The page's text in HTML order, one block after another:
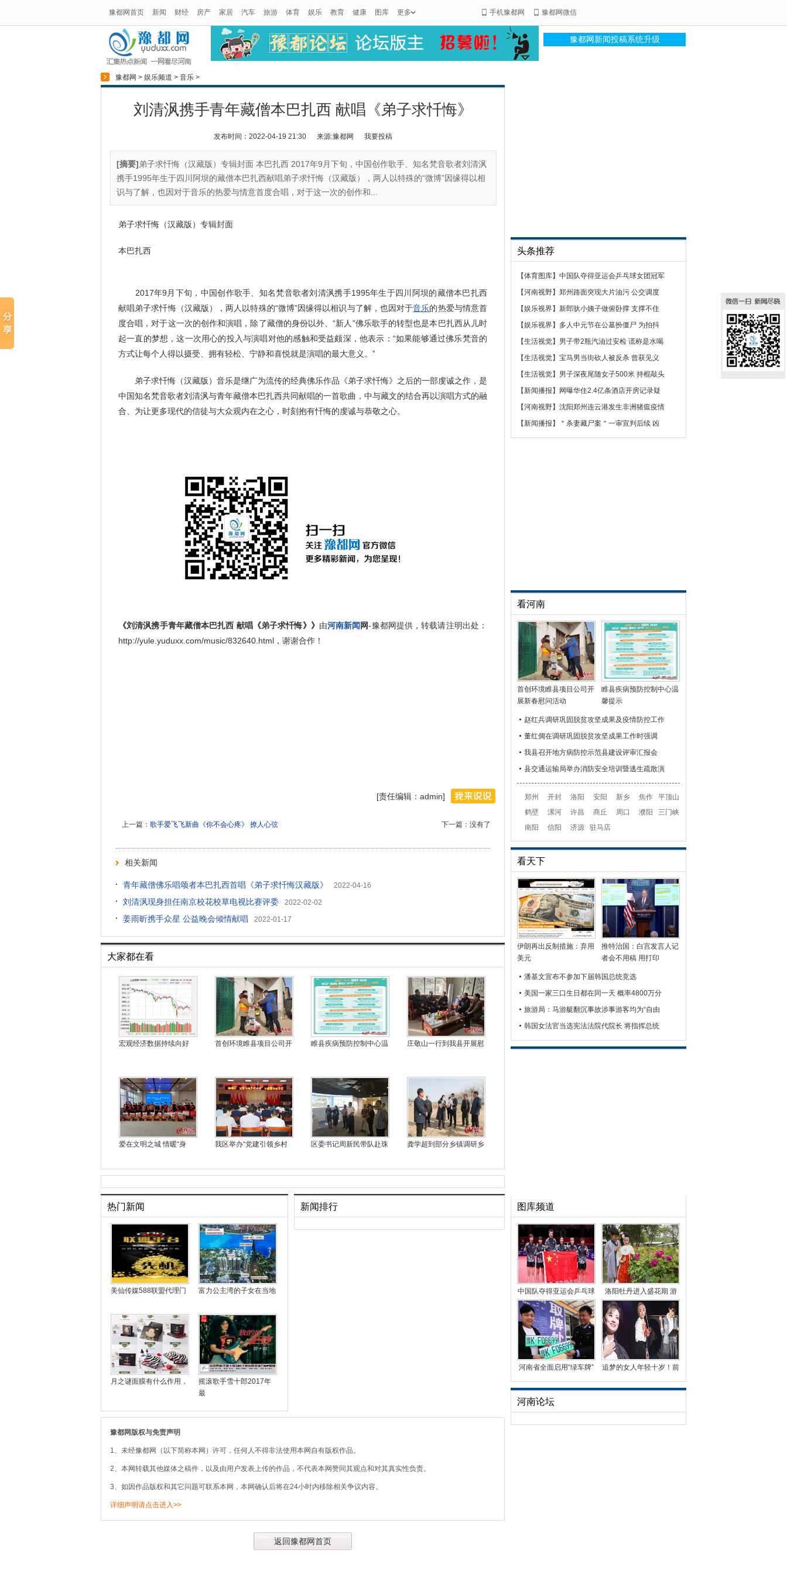
豫都网首页 新闻 财经 房产 家居 汽车 旅游 体育 娱乐 教育 健康 图库 更多 手机豫都网 豫都网微信
豫都网新闻投稿系统升级
豫都网 > 娱乐频道 > 音乐 >
刘清沨携手青年藏僧本巴扎西 献唱《弟子求忏悔》
发布时间：2022-04-19 21:30 来源:豫都网 我要投稿
[摘要]弟子求忏悔（汉藏版）专辑封面 本巴扎西 2017年9月下旬，中国创作歌手、知名梵音歌者刘清沨
携手1995年生于四川阿坝的藏僧本巴扎西献唱弟子求忏悔（汉藏版），两人以特殊的“微博”因缘得以相
识与了解，也因对于音乐的热爱与情意首度合唱，对于这一次的创作和...
弟子求忏悔（汉藏版）专辑封面
本巴扎西
2017年9月下旬，中国创作歌手、知名梵音歌者刘清沨携手1995年生于四川阿坝的藏僧本巴扎西
献唱弟子求忏悔（汉藏版），两人以特殊的“微博”因缘得以相识与了解，也因对于音乐的热爱与情意首
度合唱，对于这一次的创作和演唱，除了藏僧的身份以外、“新人”佛乐歌手的转型也是本巴扎西从儿时
起一直的梦想，这一次用心的投入与演唱对他的感触和受益颇深，他表示：“如果能够通过佛乐梵音的
方式让每个人得以摄受、拥有轻松、宁静和喜悦就是演唱的最大意义。”
弟子求忏悔（汉藏版）音乐是继广为流传的经典佛乐作品《弟子求忏悔》之后的一部虔诚之作，是
中国知名梵音歌者刘清沨与青年藏僧本巴扎西共同献唱的一首歌曲，中与藏文的结合再以演唱方式的融
合、为让更多现代的信徒与大众观内在之心，时刻抱有忏悔的虔诚与恭敬之心。
《刘清沨携手青年藏僧本巴扎西 献唱《弟子求忏悔》》 由河南新闻 网-豫都网提供，转载请注明出处：
http://yule.yuduxx.com/music/832640.html，谢谢合作！
[责任编辑：admin]
下一篇：没有了
上一篇： 歌手爱飞飞新曲《你不会心疼》 撩人心弦
相关新闻
青年藏僧佛乐唱颂者本巴扎西首唱《弟子求忏悔汉藏版》 2022-04-16
刘清沨现身担任南京校花校草电视比赛评委 2022-02-02
姜雨昕携手众星 公益晚会倾情献唱 2022-01-17
大家都在看
宏观经济数据持续向好 首创环境睢县项目公司开 睢县疾病预防控制中心温 庄敬山一行到我县开展慰
爱在文明之城 情暖“身 我区举办“党建引领乡村 区委书记周新民带队赴珠 龚学超到部分乡镇调研乡
热门新闻
美仙传媒588联盟代理门 富力公主湾的子女在当地
月之谜面膜有什么作用，
摇滚歌手雪十郎2017年
最
新闻排行
豫都网版权与免责声明
1、未经豫都网（以下简称本网）许可，任何人不得非法使用本网自有版权作品。
2、本网转载其他媒体之稿件，以及由用户发表上传的作品，不代表本网赞同其观点和对其真实性负责。
3、如因作品版权和其它问题可联系本网，本网确认后将在24小时内移除相关争议内容。
详细声明请点击进入>>
返回豫都网首页
头条推荐
【体育图库】 中国队夺得亚运会乒乓球女团冠军
【河南视野】 郑州路面突现大片油污 公交调度
【娱乐视界】 新郎驮小姨子做俯卧撑 支撑不住
【娱乐视界】 多人中元节在公墓扮僵尸 为拍抖
【生活视觉】 男子带2瓶汽油过安检 谎称是水喝
【生活视觉】 宝马男当街砍人被反杀 曾获见义
【生活视觉】 男子深夜尾随女子500米 持棍敲头
【新闻播报 】
网曝华住2.4亿条酒店开房记录疑
【河南视野】 沈阳郑州连云港发生非洲猪瘟疫情
【新闻播报 】 ＂杀妻藏尸案＂一审宣判后续 凶
看河南
首创环境睢县项目公司开
展新春慰问活动
睢县疾病预防控制中心温
馨提示
赵红兵调研巩固脱贫攻坚成果及疫情防控工作
董红倜在调研巩固脱贫攻坚成果工作时强调
我县召开地方病防控示范县建设评审汇报会
县交通运输局举办消防安全培训暨逃生疏散演
郑州 开封 洛阳 安阳 新乡 焦作
平顶山
鹤壁
漯河 许昌 商丘 周口 濮阳
三门峡
南阳
信阳 济源 驻马店
看天下
伊朗再出反制措施：弃用
美元
推特治国：白宫发言人记
者会不用稿 用打印
潘基文宣布不参加下届韩国总统竞选
美国一家三口生日都在同一天 概率4800万分
旅游局：马游艇翻沉事故涉事游客均为“自由
韩国女法官当选宪法法院代院长 将指挥总统
图库频道
中国队夺得亚运会乒乓球
女团冠军
洛阳牡丹进入盛花期 游
客徜徉花海
河南省全面启用“绿车牌”
追梦的女人年轻十岁！前
河南论坛